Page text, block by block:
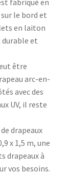
le bord et
en laiton
et
être
arc-en-
avec des
UV, il reste
drapeaux
x 1,5 m, une
drapeaux à
vos besoins.